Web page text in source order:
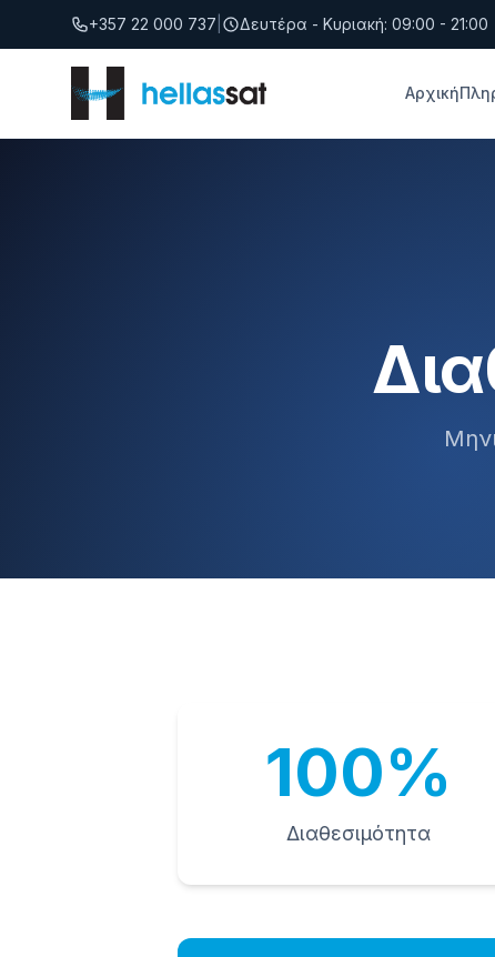
Μετάβαση στο περιεχόμενο
+357 22 000 737 Δευτέρα - Κυριακή: 09:00 - 21:00
Αρχική
100%
Διαθεσιμότητα